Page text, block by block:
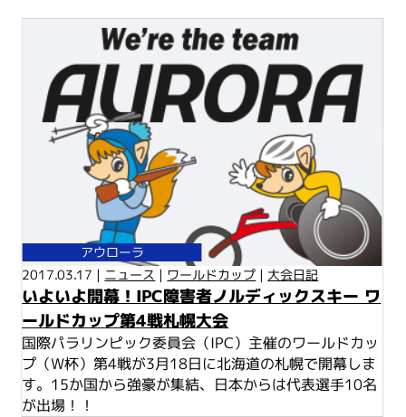
アウローラ
2017.03.17 | ニュース | ワールドカップ | 大会日記
いよいよ開幕！IPC障害者ノルディックスキー ワ
ールドカップ第4戦札幌大会
国際パラリンピック委員会（IPC）主催のワールドカッ
プ（W杯）第4戦が3月18日に北海道の札幌で開幕しま
す。15か国から強豪が集結、日本からは代表選手10名
が出場！！